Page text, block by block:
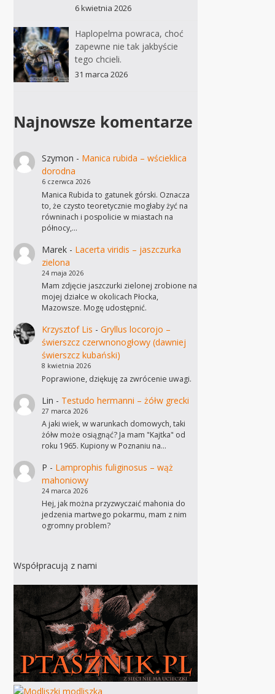
6 kwietnia 2026
Haplopelma powraca, choć
zapewne nie tak jakbyście
tego chcieli.
31 marca 2026
Najnowsze komentarze
Szymon - Manica rubida – wścieklica
dorodna
6 czerwca 2026
Manica Rubida to gatunek górski. Oznacza
to, że czysto teoretycznie mogłaby żyć na
równinach i pospolicie w miastach na
północy,…
Marek- Lacerta viridis – jaszczurka
zielona
24 maja 2026
Mam zdjęcie jaszczurki zielonej zrobione na
mojej działce w okolicach Płocka,
Mazowsze. Mogę udostępnić.
Krzysztof Lis - Gryllus locorojo –
świerszcz czerwnonogłowy (dawniej
świerszcz kubański)
8 kwietnia 2026
Poprawione, dziękuję za zwrócenie uwagi.
Lin - Testudo hermanni – żółw grecki
27 marca 2026
A jaki wiek, w warunkach domowych, taki
żółw może osiągnąć? Ja mam "Kajtka" od
roku 1965. Kupiony w Poznaniu na…
P - Lamprophis fuliginosus – wąż
mahoniowy
24 marca 2026
Hej, jak można przyzwyczaić mahonia do
jedzenia martwego pokarmu, mam z nim
ogromny problem?
Współpracują z nami